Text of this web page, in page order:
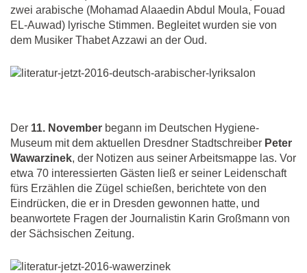
zwei arabische (Mohamad Alaaedin Abdul Moula, Fouad
EL-Auwad) lyrische Stimmen. Begleitet wurden sie von
dem Musiker Thabet Azzawi an der Oud.
Der 11. November begann im Deutschen Hygiene-
Museum mit dem aktuellen Dresdner Stadtschreiber Peter
Wawarzinek, der Notizen aus seiner Arbeitsmappe las. Vor
etwa 70 interessierten Gästen ließ er seiner Leidenschaft
fürs Erzählen die Zügel schießen, berichtete von den
Eindrücken, die er in Dresden gewonnen hatte, und
beanwortete Fragen der Journalistin Karin Großmann von
der Sächsischen Zeitung.